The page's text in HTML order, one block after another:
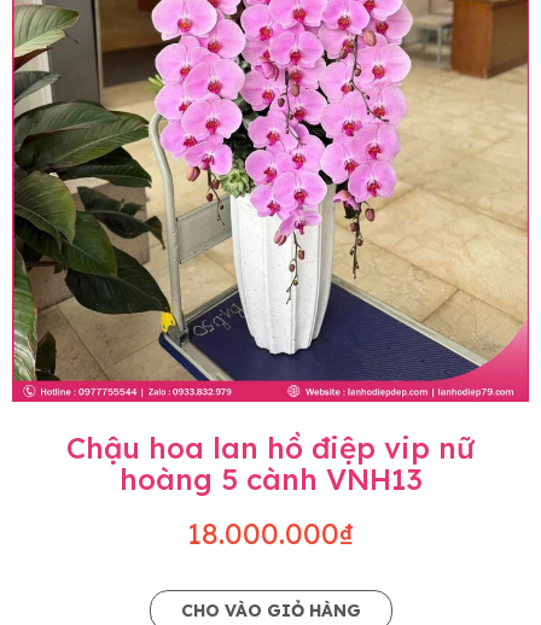
Chậu hoa lan hồ điệp vip nữ
hoàng 5 cành VNH13
18.000.000₫
CHO VÀO GIỎ HÀNG